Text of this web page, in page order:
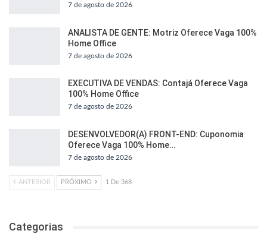
7 de agosto de 2026
ANALISTA DE GENTE: Motriz Oferece Vaga 100%
Home Office
7 de agosto de 2026
EXECUTIVA DE VENDAS: Contajá Oferece Vaga
100% Home Office
7 de agosto de 2026
DESENVOLVEDOR(A) FRONT-END: Cuponomia
Oferece Vaga 100% Home…
7 de agosto de 2026
ANTERIOR PRÓXIMO 1 De 368
Categorias